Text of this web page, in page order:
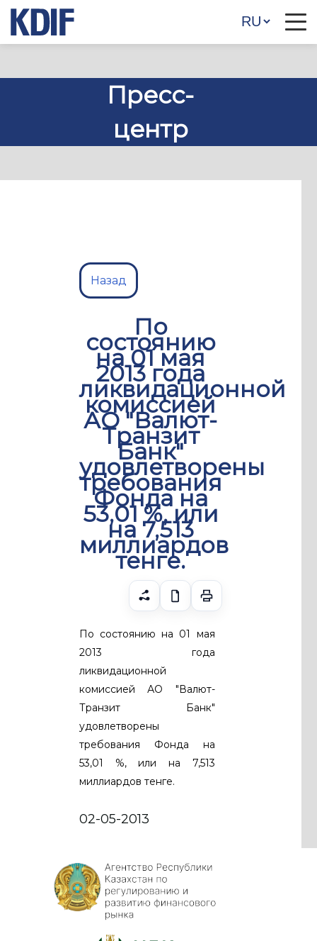
Пресс-
центр
Назад
По
состоянию
на 01 мая
2013 года
ликвидационной
комиссией
АО "Валют-
Транзит
Банк"
удовлетворены
требования
Фонда на
53,01 %, или
на 7,513
миллиардов
тенге.
По состоянию на 01 мая
2013 года
ликвидационной
комиссией АО "Валют-
Транзит Банк"
удовлетворены
требования Фонда на
53,01 %, или на 7,513
миллиардов тенге.
02-05-2013